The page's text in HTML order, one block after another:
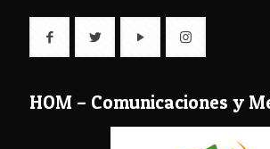
HOM – Comunicaciones y